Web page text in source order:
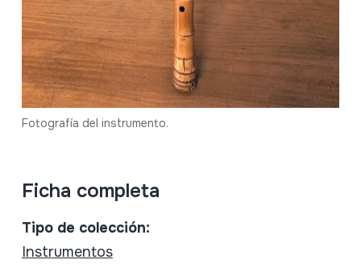
Fotografía del instrumento.
Ficha completa
Tipo de colección:
Instrumentos